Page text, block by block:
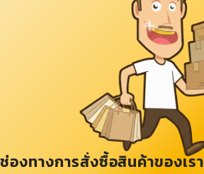
ช่องทางการสั่งซื้อสินค้าของเรา